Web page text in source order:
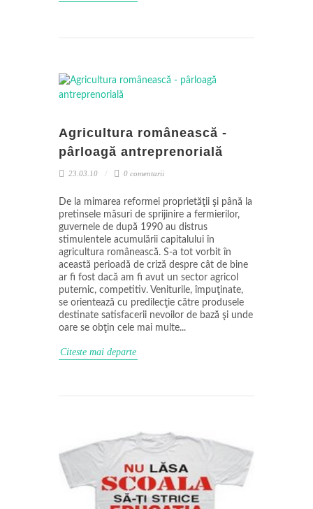
Agricultura românească -
pârloagă antreprenorială
23.03.10 0 comentarii
De la mimarea reformei proprietăţii şi până la
pretinsele măsuri de sprijinire a fermierilor,
guvernele de după 1990 au distrus
stimulentele acumulării capitalului în
agricultura românească. S-a tot vorbit în
această perioadă de criză despre cât de bine
ar fi fost dacă am fi avut un sector agricol
puternic, competitiv. Veniturile, împuţinate,
se orientează cu predilecţie către produsele
destinate satisfacerii nevoilor de bază şi unde
oare se obţin cele mai multe...
Citeste mai departe